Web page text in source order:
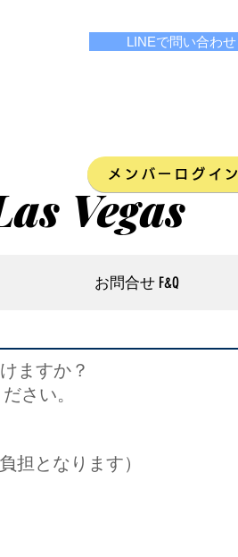
LINEで問い合わせ
Vegas
メンバーログイン
お問合せ F&Q
ますか？
さい。
担となります）